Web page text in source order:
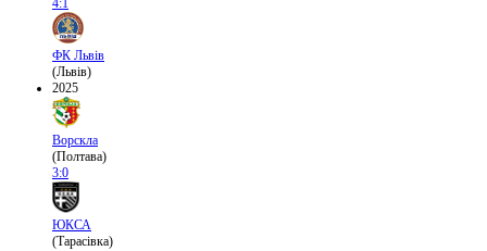
4:1
ФК Львів
(Львів)
2025
Ворскла
(Полтава)
3:0
ЮКСА
(Тарасівка)